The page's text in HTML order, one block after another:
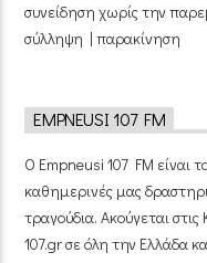
συνείδηση χωρίς την
σύλληψη | παρακίνηση
EMPNEUSI 107 FM
Ο Empneusi 107 FM είναι
καθημερινές μας
τραγούδια. Ακούγεται
107.gr σε όλη την Ελλάδα